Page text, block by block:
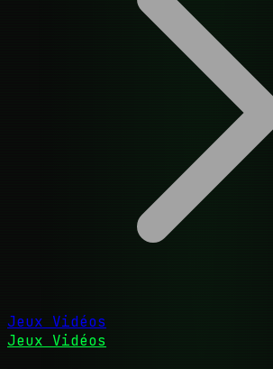
Jeux Vidéos
Jeux Vidéos